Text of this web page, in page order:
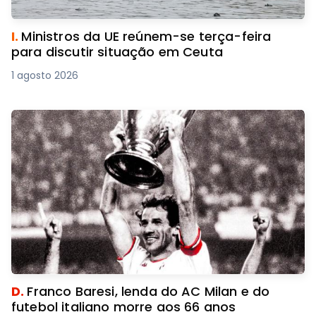
I. Ministros da UE reúnem-se terça-feira
para discutir situação em Ceuta
1 agosto 2026
D. Franco Baresi, lenda do AC Milan e do
futebol italiano morre aos 66 anos